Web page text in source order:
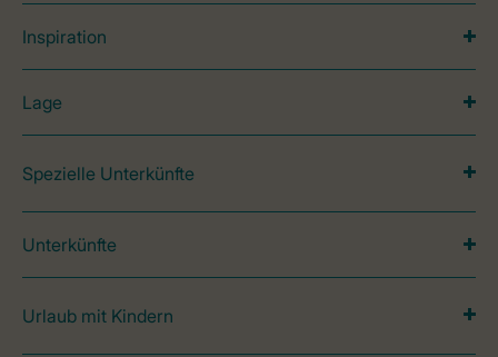
Inspiration
Lage
Spezielle Unterkünfte
Unterkünfte
Urlaub mit Kindern